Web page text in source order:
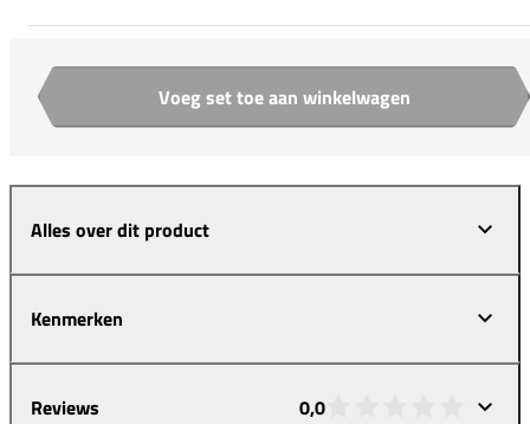
Aantal Voeg set toe aan winkelwagen
Alles over dit product
Kenmerken
Reviews 0,0